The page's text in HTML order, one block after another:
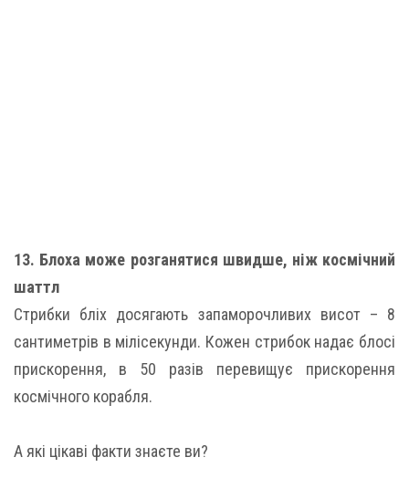
13. Блоха може розганятися швидше, ніж космічний
шаттл
Стрибки бліх досягають запаморочливих висот – 8
сантиметрів в мілісекунди. Кожен стрибок надає блосі
прискорення, в 50 разів перевищує прискорення
космічного корабля.
А які цікаві факти знаєте ви?